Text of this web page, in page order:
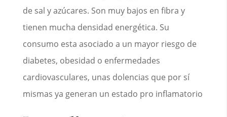
de sal y azúcares. Son muy bajos en fibra y
tienen mucha densidad energética. Su
consumo esta asociado a un mayor riesgo de
diabetes, obesidad o enfermedades
cardiovasculares, unas dolencias que por sí
mismas ya generan un estado pro inflamatorio